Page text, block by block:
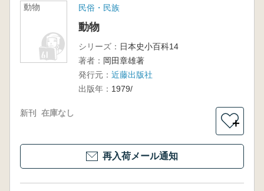
動物 民俗・民族
動物
シリーズ： 日本史小百科14
著者： 岡田章雄著
発行元： 近藤出版社
出版年： 1979/
新刊 在庫なし
＋
再入荷メール通知